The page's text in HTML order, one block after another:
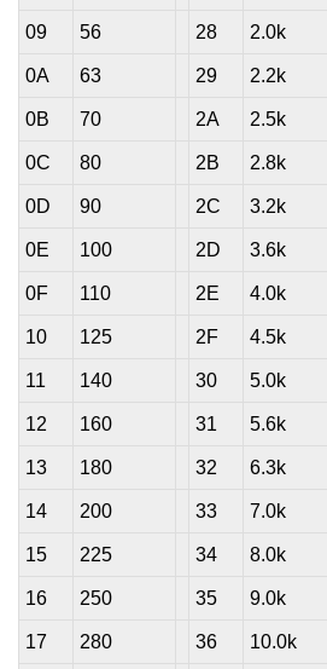
09 56 28 2.0k
0A 63 29 2.2k
0B 70 2A 2.5k
0C 80 2B 2.8k
0D 90 2C 3.2k
0E 100 2D 3.6k
0F 110 2E 4.0k
10 125 2F 4.5k
11 140 30 5.0k
12 160 31 5.6k
13 180 32 6.3k
14 200 33 7.0k
15 225 34 8.0k
16 250 35 9.0k
17 280 36 10.0k